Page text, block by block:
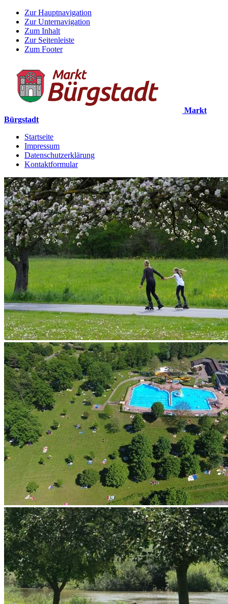
Zur Hauptnavigation
Zur Unternavigation
Zum Inhalt
Zur Seitenleiste
Zum Footer
Markt
Bürgstadt
Startseite
Impressum
Datenschutzerklärung
Kontaktformular